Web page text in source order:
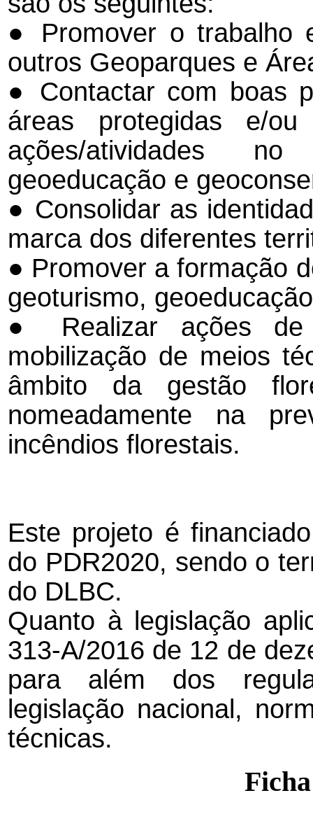
● Promover o trabalho
outros Geoparques e
● Contactar com boas
áreas protegidas e/
ações/atividades
geoeducação e
● Consolidar as
marca dos diferentes
● Promover a formação
geoturismo,
● Realizar ações de
mobilização de meios
âmbito da gestão
nomeadamente na
incêndios florestais.
Este projeto é
do PDR2020, sendo o
do DLBC.
Quanto à legislação
313-A/2016 de 12 de
para além dos
legislação nacional,
técnicas.